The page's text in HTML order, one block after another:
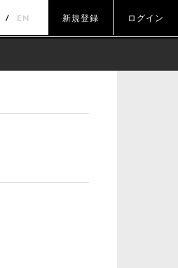
EN 新規登録 ログイン